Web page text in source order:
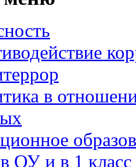
в
ОУ и в 1 класс
ОУ
питания